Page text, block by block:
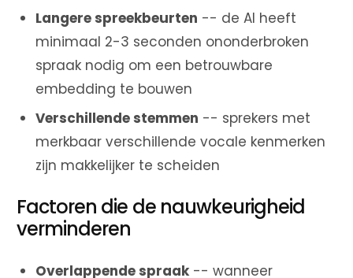
Langere spreekbeurten -- de AI heeft
minimaal 2-3 seconden ononderbroken
spraak nodig om een betrouwbare
embedding te bouwen
Verschillende stemmen -- sprekers met
merkbaar verschillende vocale kenmerken
zijn makkelijker te scheiden
Factoren die de nauwkeurigheid
verminderen
Overlappende spraak -- wanneer